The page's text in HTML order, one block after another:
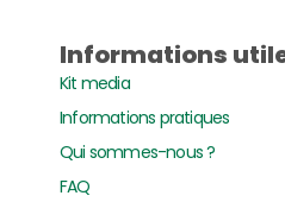
Informations
Kit media
Informations pratiques
Qui sommes-nous ?
FAQ